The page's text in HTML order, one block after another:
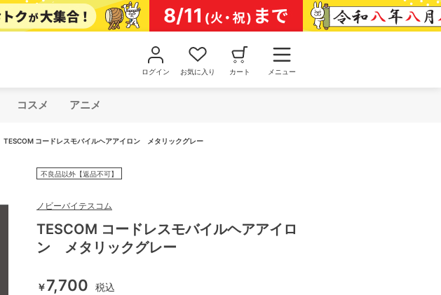
ログイン お気に入り カート メニュー
コスメ アニメ
TESCOM コードレスモバイルヘアアイロン メタリックグレー
不良品以外【返品不可】
ノビーバイテスコム
TESCOM コードレスモバイルヘアアイロ
ン メタリックグレー
￥7,700 税込